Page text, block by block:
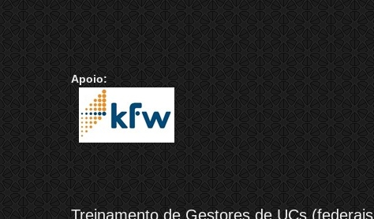
Apoio:
Treinamento de Gestores de UCs